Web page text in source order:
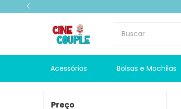
Acessórios Bolsas e Mochilas
Preço